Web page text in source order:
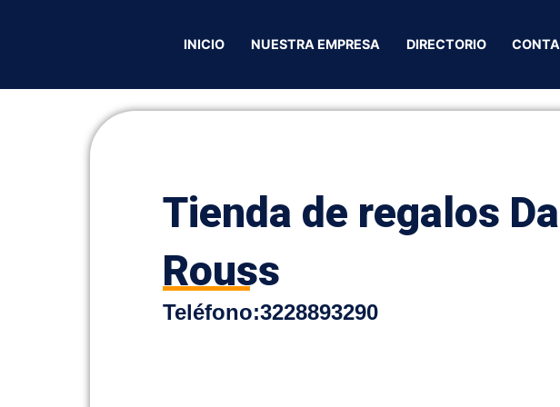
INICIO NUESTRA EMPRESA DIRECTORIO
/ Tienda de regalos Da Rouss
Tienda de regalos Da
Rouss
Teléfono:3228893290